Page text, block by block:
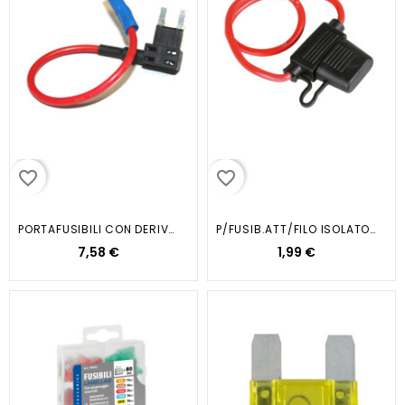
favorite_border
PORTAFUSIBILI CON DERIVAZIONE
7,58 €
favorite_border
P/FUSIB.ATT/FILO ISOLATO PF-3
1,99 €